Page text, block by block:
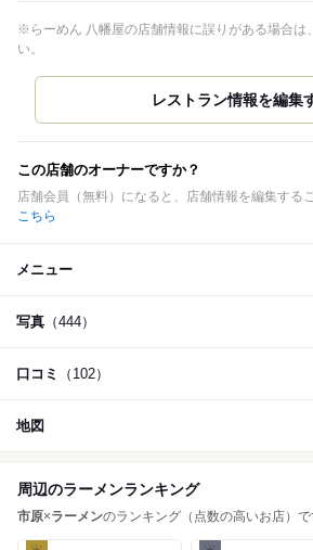
※らーめん 八幡屋の店舗情報に誤りがある場合は
い。
この店舗のオーナーですか？
店舗会員（無料）になると、店舗情報を編集する
こちら
メニュー
写真 （444）
口コミ （102）
地図
周辺のラーメンランキング
市原×ラーメンのランキング（点数の高いお店）で